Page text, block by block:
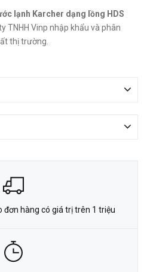
lạnh Karcher dạng lồng HDS
TNHH Vinp nhập khẩu và phân
thị trường.
đơn hàng có giá trị trên 1 triệu